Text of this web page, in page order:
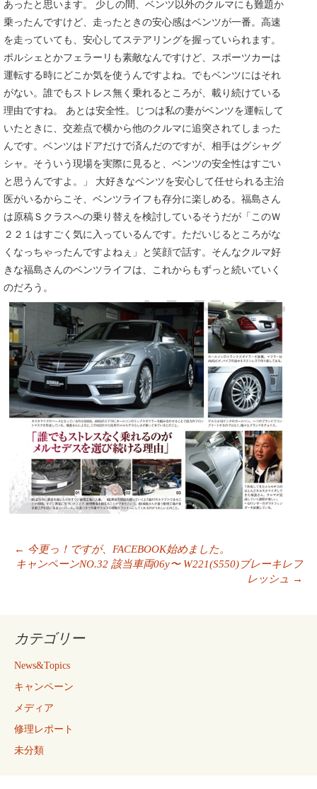
あったと思います。 少しの間、ベンツ以外のクルマにも難題か
乗ったんですけど、走ったときの安心感はベンツが一番。高速
を走っていても、安心してステアリングを握っていられます。
ポルシェとかフェラーリも素敵なんですけど、スポーツカーは
運転する時にどこか気を使うんですよね。でもベンツにはそれ
がない。誰でもストレス無く乗れるところが、載り続けている
理由ですね。 あとは安全性。じつは私の妻がベンツを運転して
いたときに、交差点で横から他のクルマに追突されてしまった
んです。ベンツはドアだけで済んだのですが、相手はグシャグ
シャ。そういう現場を実際に見ると、ベンツの安全性はすごい
と思うんですよ。」 大好きなベンツを安心して任せられる主治
医がいるからこそ、ベンツライフも存分に楽しめる。福島さん
は原稿Ｓクラスへの乗り替えを検討しているそうだが「このＷ
２２１はすごく気に入っているんです。ただいじるところがな
くなっちゃったんですよねぇ」と笑顔で話す。そんなクルマ好
きな福島さんのベンツライフは、これからもずっと続いていく
のだろう。
← 今更っ！ですが、FACEBOOK始めました。
キャンペーンNO.32 該当車両06y〜 W221(S550)ブレーキレフ
レッシュ →
カテゴリー
News&Topics
キャンペーン
メディア
修理レポート
未分類